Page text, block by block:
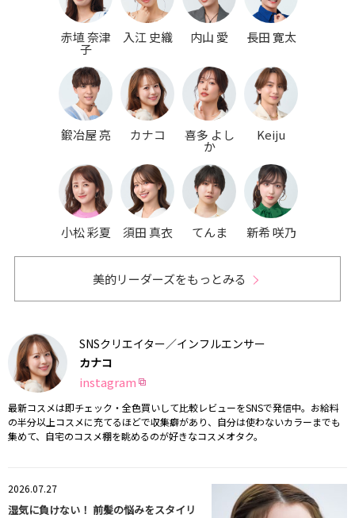
赤埴 奈津
子
入江 史織 内山 愛 長田 寛太
鍛冶屋 亮 カナコ 喜多 よし
か
Keiju
小松 彩夏 須田 真衣 てんま 新希 咲乃
美的リーダーズをもっとみる
SNSクリエイター／インフルエンサー
カナコ
instagram
最新コスメは即チェック・全色買いして比較レビューをSNSで発信中。お給料
の半分以上コスメに充てるほどで収集癖があり、自分は使わないカラーまでも
集めて、自宅のコスメ棚を眺めるのが好きなコスメオタク。
2026.07.27
湿気に負けない！ 前髪の悩みをスタイリ